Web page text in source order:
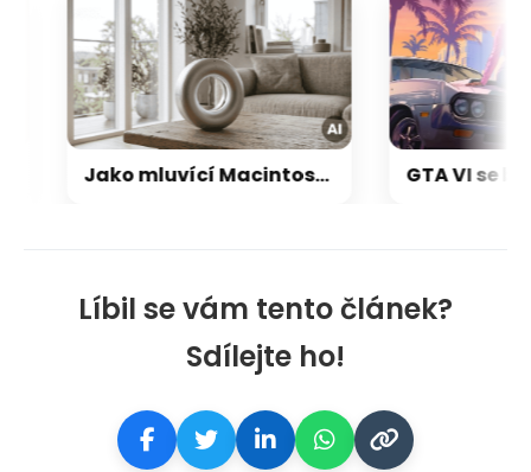
Líbil se vám tento článek?
Sdílejte ho!
Jako mluvící Macintosh: OpenAI a Jony Ive chystají přelomový repráček, který bude reagovat i pohybem